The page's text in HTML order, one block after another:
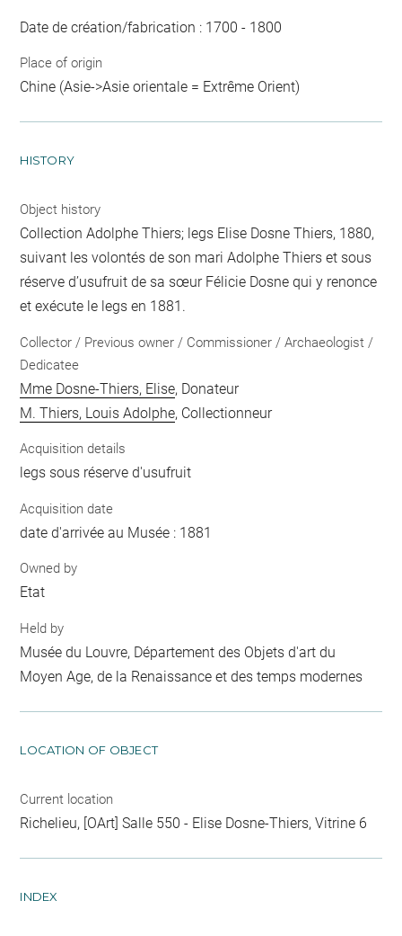
Date de création/fabrication : 1700 - 1800
Place of origin
Chine (Asie->Asie orientale = Extrême Orient)
HISTORY
Object history
Collection Adolphe Thiers; legs Elise Dosne Thiers, 1880,
suivant les volontés de son mari Adolphe Thiers et sous
réserve d’usufruit de sa sœur Félicie Dosne qui y renonce
et exécute le legs en 1881.
Collector / Previous owner / Commissioner / Archaeologist /
Dedicatee
Mme Dosne-Thiers, Elise, Donateur
M. Thiers, Louis Adolphe, Collectionneur
Acquisition details
legs sous réserve d'usufruit
Acquisition date
date d'arrivée au Musée : 1881
Owned by
Etat
Held by
Musée du Louvre, Département des Objets d'art du
Moyen Age, de la Renaissance et des temps modernes
LOCATION OF OBJECT
Current location
Richelieu, [OArt] Salle 550 - Elise Dosne-Thiers, Vitrine 6
INDEX